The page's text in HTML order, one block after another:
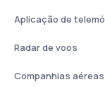
Aplicação de
Radar de voos
Companhias aéreas